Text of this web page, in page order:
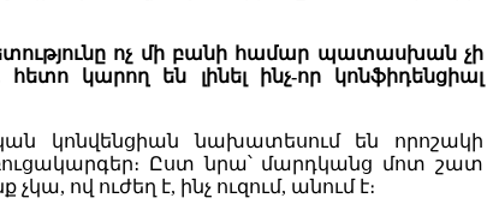
ոչ մի բանի համար պատասխան չի
կարող են լինել ինչ-որ կոնֆիդենցիալ
կոնվենցիան նախատեսում են որոշակի
Ըստ նրա՝ մարդկանց մոտ շատ
ով ուժեղ է, ինչ ուզում, անում է։